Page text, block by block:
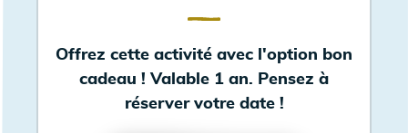
Offrez cette activité avec l'option bon
cadeau ! Valable 1 an. Pensez à
réserver votre date !